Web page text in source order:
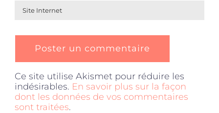
Ce site utilise Akismet pour réduire les
indésirables. En savoir plus sur la façon
dont les données de vos commentaires
sont traitées.